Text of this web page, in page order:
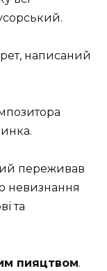
написаний
переживав
невизнання
та
пияцтвом.